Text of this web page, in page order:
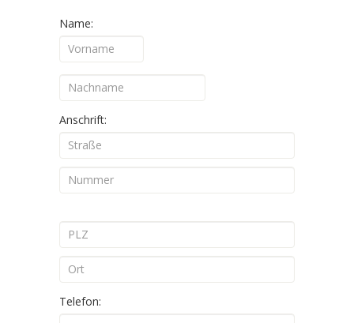
Name:
Anschrift:
Telefon: